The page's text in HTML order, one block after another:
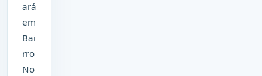
ará
em
Bai
rro
No